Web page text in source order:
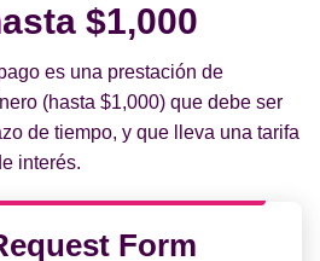
$1,000
es una prestación de
(hasta $1,000) que debe ser
de tiempo, y que lleva una tarifa
interés.
Form